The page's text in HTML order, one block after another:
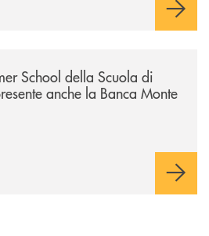
School della Scuola di
anche la Banca Monte